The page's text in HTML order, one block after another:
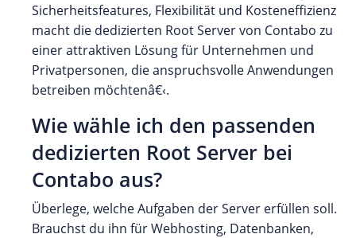
Sicherheitsfeatures, Flexibilität und Kosteneffizienz
macht die dedizierten Root Server von Contabo zu
einer attraktiven Lösung für Unternehmen und
Privatpersonen, die anspruchsvolle Anwendungen
betreiben möchtenâ€‹.
Wie wähle ich den passenden
dedizierten Root Server bei
Contabo aus?
Überlege, welche Aufgaben der Server erfüllen soll.
Brauchst du ihn für Webhosting, Datenbanken,